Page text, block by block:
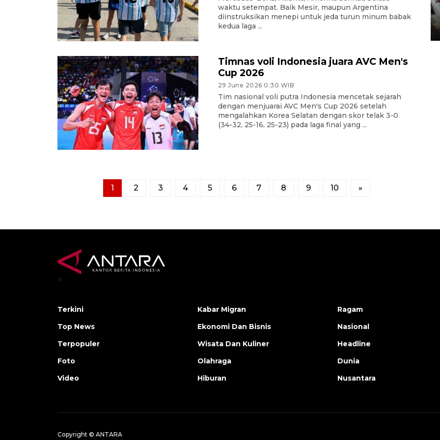
waktu setempat. Baik Mesir, maupun Argentina
diinstruksikan menepi untuk jeda turun minum babak
kedua laga ...
Timnas voli Indonesia juara AVC Men's
Cup 2026
29 June 2026 0:30 WIB
Tim nasional voli putra Indonesia mencetak sejarah
dengan menjuarai AVC Men's Cup 2026 setelah
mengalahkan Korea Selatan dengan skor telak 3-0
(34-32, 25-16, 25-23) pada laga final yang ...
1 2 3 4 5 6 7 8 9 10 »
Tarawih di Malaysia
>
Terkini
Top News
Terpopuler
Foto
Video
Kabar Migran
Ekonomi Dan Bisnis
Wisata Dan Kuliner
Olahraga
Hiburan
Ragam
Nasional
Headline
Dunia
Nusantara
Copyright © ANTARA